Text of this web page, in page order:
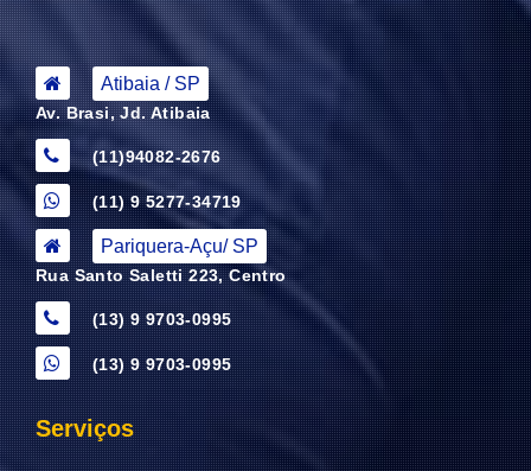
Atibaia / SP
Av. Brasi, Jd. Atibaia
(11)94082-2676
(11) 9 5277-34719
Pariquera-Açu/ SP
Rua Santo Saletti 223, Centro
(13) 9 9703-0995
(13) 9 9703-0995
Serviços